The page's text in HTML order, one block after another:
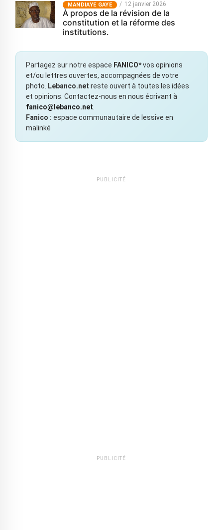
MANDIAYE GAYE 12 janvier 2026
À propos de la révision de la
constitution et la réforme des
institutions.
Partagez sur notre espace FANICO*vos opinions
et/ou lettres ouvertes, accompagnées de votre
photo.
Lebanco.net reste ouvert à toutes les idées
et opinions. Contactez-nous en nous écrivant à
fanico@lebanco.net
Fanico : espace communautaire de lessive en
malinké
PUBLICITÉ
PUBLICITÉ